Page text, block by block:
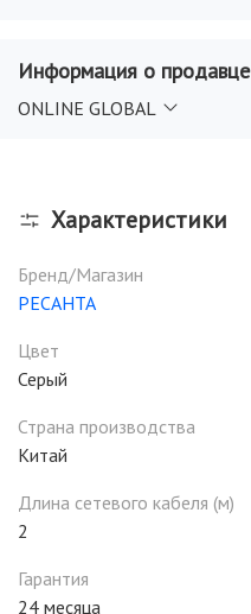
Информация о продавце
ONLINE GLOBAL
Характеристики
Бренд/Магазин
РЕСАНТА
Цвет
Серый
Страна производства
Китай
Длина сетевого кабеля (м)
2
Гарантия
24 месяца